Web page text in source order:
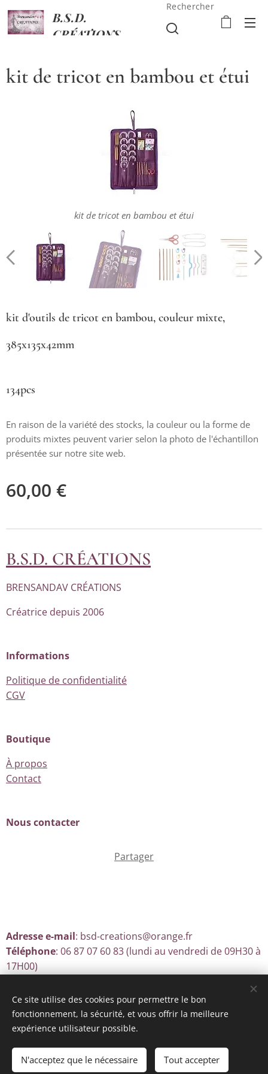
B.S.D.
CRÉATIONS
Rechercher
kit de tricot en bambou et étui
kit de tricot en bambou et étui
kit de tricot en bambou et étui
kit de tricot en bambou et étui
kit de tricot en bambou et étui
kit d'outils de tricot en bambou, couleur mixte,
385x135x42mm
134pcs
En raison de la variété des stocks, la couleur ou la forme de
produits mixtes peuvent varier selon la photo de l'échantillon
présentée sur notre site web.
60,00 €
Ajouter au panier
B.S.D. CRÉATIONS
BRENSANDAV CRÉATIONS
Créatrice depuis 2006
Informations
Politique de confidentialité
CGV
Boutique
À propos
Contact
Nous contacter
Partager
Adresse e-mail: bsd-creations@orange.fr
Téléphone: 06 87 07 60 83 (lundi au vendredi de 09H30 à
17H00)
Optimisé parWebnode Cookies
Ce site utilise des cookies pour permettre le bon
fonctionnement, la sécurité, et vous offrir la meilleure
expérience utilisateur possible.
N'acceptez que le nécessaire Tout accepter